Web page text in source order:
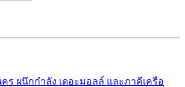
ร ผนึกกำลัง เดอะมอลล์ และภาคีเครือ